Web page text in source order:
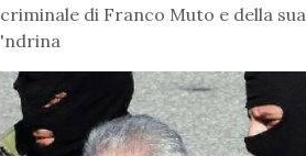
criminale di Franco Muto e della sua
'ndrina